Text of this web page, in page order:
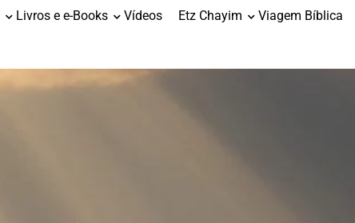
Livros e e-Books Vídeos Etz Chayim Viagem Bíblica